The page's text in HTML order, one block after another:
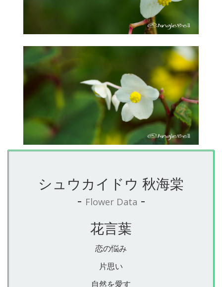
シュウカイドウ 秋海棠
- Flower Data -
花言葉
恋の悩み
片思い
自然を愛す